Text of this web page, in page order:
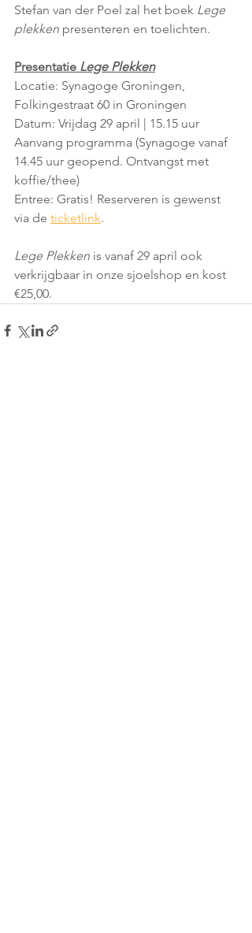
Stefan van der Poel zal het boek Lege
plekken presenteren en toelichten.
Presentatie Lege Plekken
Locatie: Synagoge Groningen,
Folkingestraat 60 in Groningen
Datum: Vrijdag 29 april | 15.15 uur
Aanvang programma (Synagoge vanaf
14.45 uur geopend. Ontvangst met
koffie/thee)
Entree: Gratis! Reserveren is gewenst
via de ticketlink.
Lege Plekken is vanaf 29 april ook
verkrijgbaar in onze sjoelshop en kost
€25,00.